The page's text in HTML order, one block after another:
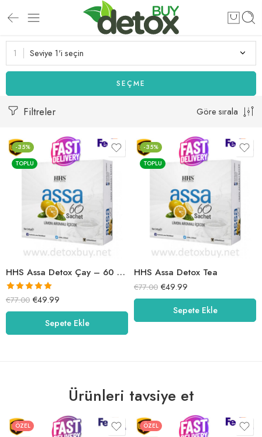
Seviye 1'i seçin
SEÇME
Filtreler Göre sırala
-35%
TOPLU
HHS Assa Detox Çay – 60 Sachet
5 üzerinden
5.00oy aldı
€77.00 €49.99
Sepete Ekle
-35%
TOPLU
HHS Assa Detox Tea
€77.00 €49.99
Sepete Ekle
Ürünleri tavsiye et
ÖZEL
ÖZEL